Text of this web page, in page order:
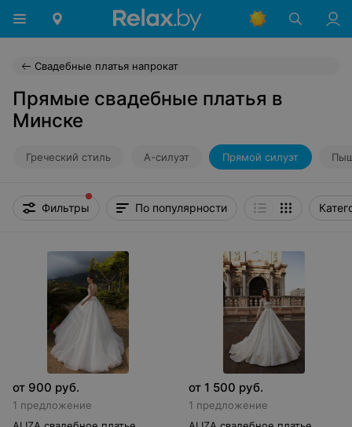
Свадебные платья напрокат
Прямые свадебные платья в
Минске
Греческий стиль А-силуэт Прямой силуэт
Фильтры По популярности
от 900 руб.
1 предложение
от 1 500 руб.
1 предложение